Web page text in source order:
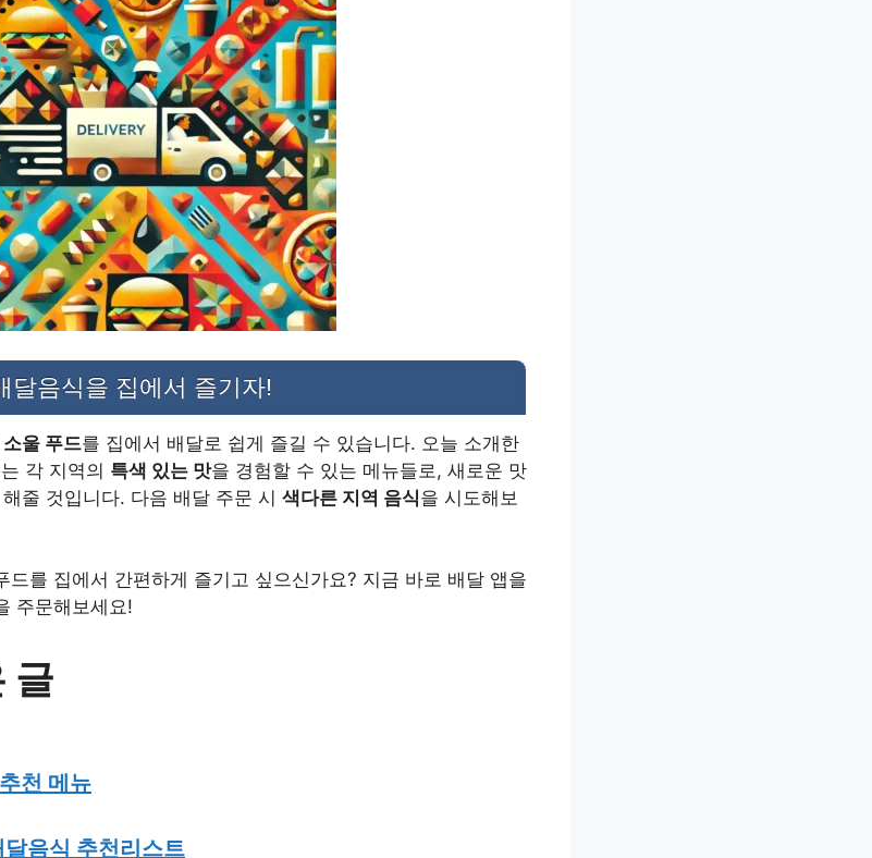
달음식을 집에서 즐기자!
소울 푸드를 집에서 배달로 쉽게 즐길 수 있습니다. 오늘 소개한
는 각 지역의 특색 있는 맛을 경험할 수 있는 메뉴들로, 새로운 맛
줄 것입니다. 다음 배달 주문 시 색다른 지역 음식을 시도해보
드를 집에서 간편하게 즐기고 싶으신가요? 지금 바로 배달 앱을
주문해보세요!
글
천 메뉴
음식 추천리스트